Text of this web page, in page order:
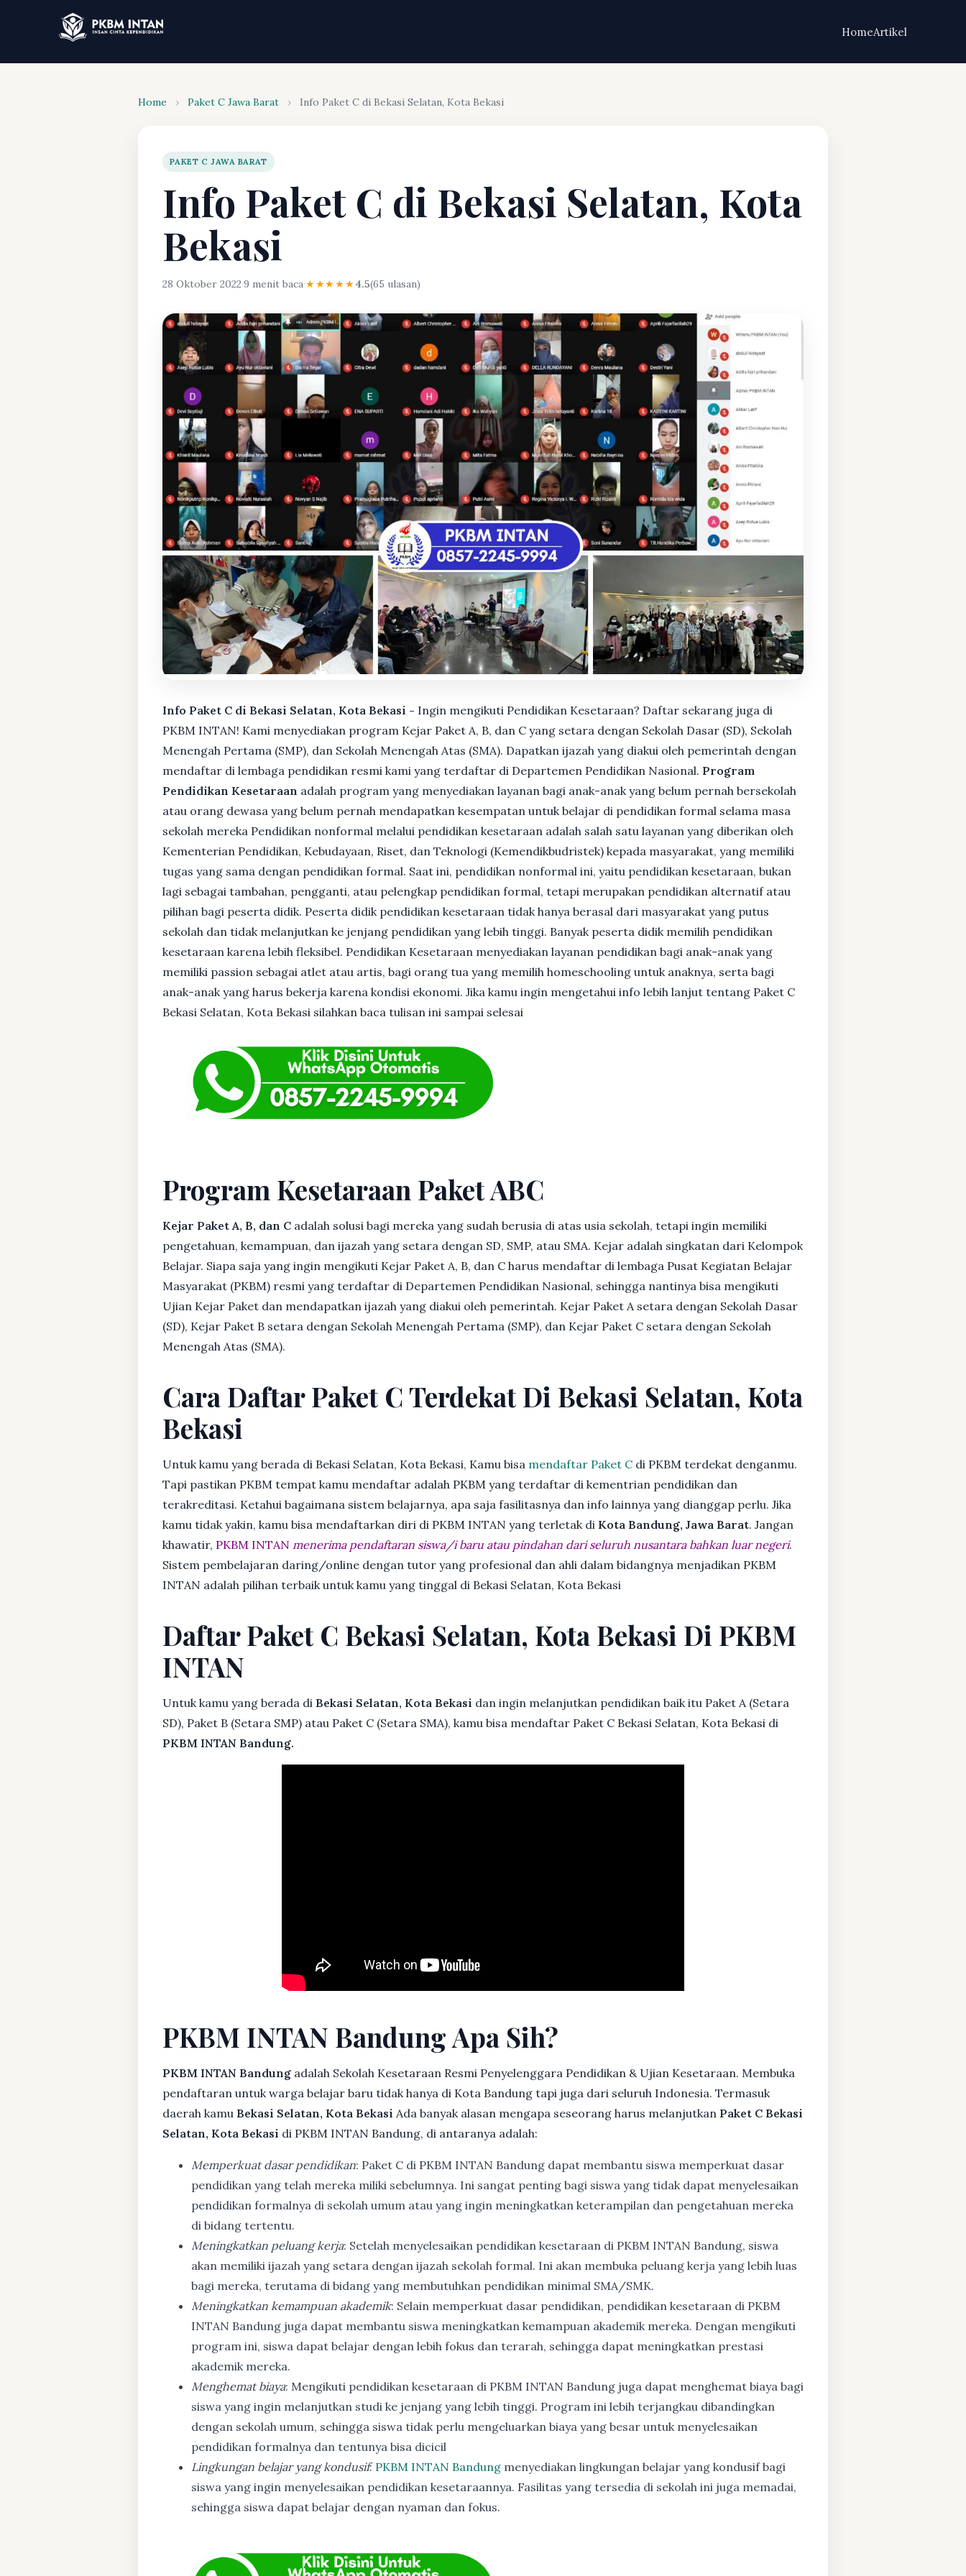
HomeArtikel
Home › Paket C Jawa Barat › Info Paket C di Bekasi Selatan, Kota Bekasi
PAKET C JAWA BARAT
Info Paket C di Bekasi Selatan, Kota
Bekasi
28 Oktober 2022·9 menit baca·★★★★★4.5(65 ulasan)
Info Paket C di Bekasi Selatan, Kota Bekasi - Ingin mengikuti Pendidikan Kesetaraan? Daftar sekarang juga di
PKBM INTAN! Kami menyediakan program Kejar Paket A, B, dan C yang setara dengan Sekolah Dasar (SD), Sekolah
Menengah Pertama (SMP), dan Sekolah Menengah Atas (SMA). Dapatkan ijazah yang diakui oleh pemerintah dengan
mendaftar di lembaga pendidikan resmi kami yang terdaftar di Departemen Pendidikan Nasional. Program
Pendidikan Kesetaraan adalah program yang menyediakan layanan bagi anak-anak yang belum pernah bersekolah
atau orang dewasa yang belum pernah mendapatkan kesempatan untuk belajar di pendidikan formal selama masa
sekolah mereka Pendidikan nonformal melalui pendidikan kesetaraan adalah salah satu layanan yang diberikan oleh
Kementerian Pendidikan, Kebudayaan, Riset, dan Teknologi (Kemendikbudristek) kepada masyarakat, yang memiliki
tugas yang sama dengan pendidikan formal. Saat ini, pendidikan nonformal ini, yaitu pendidikan kesetaraan, bukan
lagi sebagai tambahan, pengganti, atau pelengkap pendidikan formal, tetapi merupakan pendidikan alternatif atau
pilihan bagi peserta didik. Peserta didik pendidikan kesetaraan tidak hanya berasal dari masyarakat yang putus
sekolah dan tidak melanjutkan ke jenjang pendidikan yang lebih tinggi. Banyak peserta didik memilih pendidikan
kesetaraan karena lebih fleksibel. Pendidikan Kesetaraan menyediakan layanan pendidikan bagi anak-anak yang
memiliki passion sebagai atlet atau artis, bagi orang tua yang memilih homeschooling untuk anaknya, serta bagi
anak-anak yang harus bekerja karena kondisi ekonomi. Jika kamu ingin mengetahui info lebih lanjut tentang Paket C
Bekasi Selatan, Kota Bekasi silahkan baca tulisan ini sampai selesai
Program Kesetaraan Paket ABC
Kejar Paket A, B, dan C adalah solusi bagi mereka yang sudah berusia di atas usia sekolah, tetapi ingin memiliki
pengetahuan, kemampuan, dan ijazah yang setara dengan SD, SMP, atau SMA. Kejar adalah singkatan dari Kelompok
Belajar. Siapa saja yang ingin mengikuti Kejar Paket A, B, dan C harus mendaftar di lembaga Pusat Kegiatan Belajar
Masyarakat (PKBM) resmi yang terdaftar di Departemen Pendidikan Nasional, sehingga nantinya bisa mengikuti
Ujian Kejar Paket dan mendapatkan ijazah yang diakui oleh pemerintah. Kejar Paket A setara dengan Sekolah Dasar
(SD), Kejar Paket B setara dengan Sekolah Menengah Pertama (SMP), dan Kejar Paket C setara dengan Sekolah
Menengah Atas (SMA).
Cara Daftar Paket C Terdekat Di Bekasi Selatan, Kota
Bekasi
Untuk kamu yang berada di Bekasi Selatan, Kota Bekasi, Kamu bisa mendaftar Paket C di PKBM terdekat denganmu.
Tapi pastikan PKBM tempat kamu mendaftar adalah PKBM yang terdaftar di kementrian pendidikan dan
terakreditasi. Ketahui bagaimana sistem belajarnya, apa saja fasilitasnya dan info lainnya yang dianggap perlu. Jika
kamu tidak yakin, kamu bisa mendaftarkan diri di PKBM INTAN yang terletak di Kota Bandung, Jawa Barat. Jangan
khawatir, PKBM INTAN menerima pendaftaran siswa/i baru atau pindahan dari seluruh nusantara bahkan luar negeri.
Sistem pembelajaran daring/online dengan tutor yang profesional dan ahli dalam bidangnya menjadikan PKBM
INTAN adalah pilihan terbaik untuk kamu yang tinggal di Bekasi Selatan, Kota Bekasi
Daftar Paket C Bekasi Selatan, Kota Bekasi Di PKBM
INTAN
Untuk kamu yang berada di Bekasi Selatan, Kota Bekasi dan ingin melanjutkan pendidikan baik itu Paket A (Setara
SD), Paket B (Setara SMP) atau Paket C (Setara SMA), kamu bisa mendaftar Paket C Bekasi Selatan, Kota Bekasi di
PKBM INTAN Bandung.
PKBM INTAN Bandung Apa Sih?
PKBM INTAN Bandung adalah Sekolah Kesetaraan Resmi Penyelenggara Pendidikan & Ujian Kesetaraan. Membuka
pendaftaran untuk warga belajar baru tidak hanya di Kota Bandung tapi juga dari seluruh Indonesia. Termasuk
daerah kamu Bekasi Selatan, Kota Bekasi Ada banyak alasan mengapa seseorang harus melanjutkan Paket C Bekasi
Selatan, Kota Bekasi di PKBM INTAN Bandung, di antaranya adalah:
Memperkuat dasar pendidikan: Paket C di PKBM INTAN Bandung dapat membantu siswa memperkuat dasar
pendidikan yang telah mereka miliki sebelumnya. Ini sangat penting bagi siswa yang tidak dapat menyelesaikan
pendidikan formalnya di sekolah umum atau yang ingin meningkatkan keterampilan dan pengetahuan mereka
di bidang tertentu.
Meningkatkan peluang kerja: Setelah menyelesaikan pendidikan kesetaraan di PKBM INTAN Bandung, siswa
akan memiliki ijazah yang setara dengan ijazah sekolah formal. Ini akan membuka peluang kerja yang lebih luas
bagi mereka, terutama di bidang yang membutuhkan pendidikan minimal SMA/SMK.
Meningkatkan kemampuan akademik: Selain memperkuat dasar pendidikan, pendidikan kesetaraan di PKBM
INTAN Bandung juga dapat membantu siswa meningkatkan kemampuan akademik mereka. Dengan mengikuti
program ini, siswa dapat belajar dengan lebih fokus dan terarah, sehingga dapat meningkatkan prestasi
akademik mereka.
Menghemat biaya: Mengikuti pendidikan kesetaraan di PKBM INTAN Bandung juga dapat menghemat biaya bagi
siswa yang ingin melanjutkan studi ke jenjang yang lebih tinggi. Program ini lebih terjangkau dibandingkan
dengan sekolah umum, sehingga siswa tidak perlu mengeluarkan biaya yang besar untuk menyelesaikan
pendidikan formalnya dan tentunya bisa dicicil
Lingkungan belajar yang kondusif: PKBM INTAN Bandung menyediakan lingkungan belajar yang kondusif bagi
siswa yang ingin menyelesaikan pendidikan kesetaraannya. Fasilitas yang tersedia di sekolah ini juga memadai,
sehingga siswa dapat belajar dengan nyaman dan fokus.